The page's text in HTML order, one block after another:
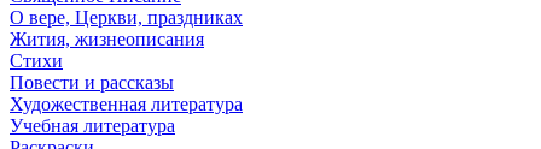
О вере, Церкви, праздниках
Жития, жизнеописания
Стихи
Повести и рассказы
Художественная литература
Учебная литература